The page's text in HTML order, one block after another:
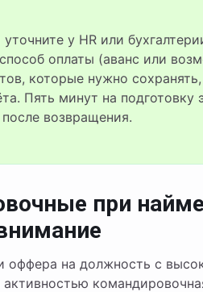
оплаты (аванс или
которые нужно
Пять минут на подготовку
возвращения.
при
оффера на должность с